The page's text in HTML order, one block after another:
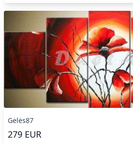
Gėlės87
279 EUR